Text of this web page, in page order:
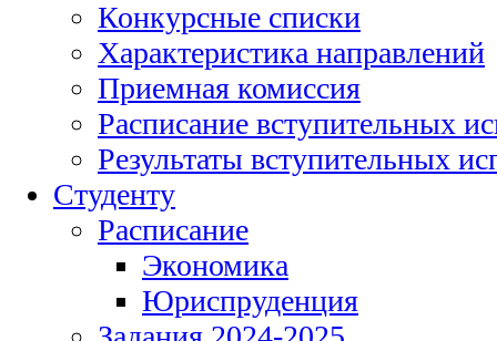
Конкурсные списки
Характеристика направлений
Приемная комиссия
Расписание вступительных
Результаты вступительных
Студенту
Расписание
Экономика
Юриспруденция